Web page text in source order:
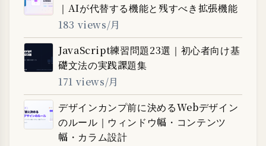
｜AIが代替する機能と残すべき拡張機能
183 views/月
JavaScript練習問題23選｜初心者向け基
礎文法の実践課題集
171 views/月
デザインカンプ前に決めるWebデザイン
のルール｜ウィンドウ幅・コンテンツ
幅・カラム設計